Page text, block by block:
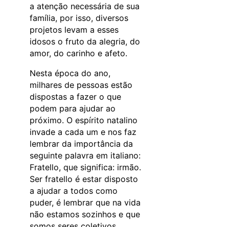
a atenção necessária de sua
família, por isso, diversos
projetos levam a esses
idosos o fruto da alegria, do
amor, do carinho e afeto.
Nesta época do ano,
milhares de pessoas estão
dispostas a fazer o que
podem para ajudar ao
próximo. O espírito natalino
invade a cada um e nos faz
lembrar da importância da
seguinte palavra em italiano:
Fratello, que significa: irmão.
Ser fratello é estar disposto
a ajudar a todos como
puder, é lembrar que na vida
não estamos sozinhos e que